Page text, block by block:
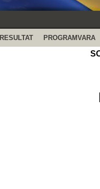
RESULTAT PROGRAMVARA